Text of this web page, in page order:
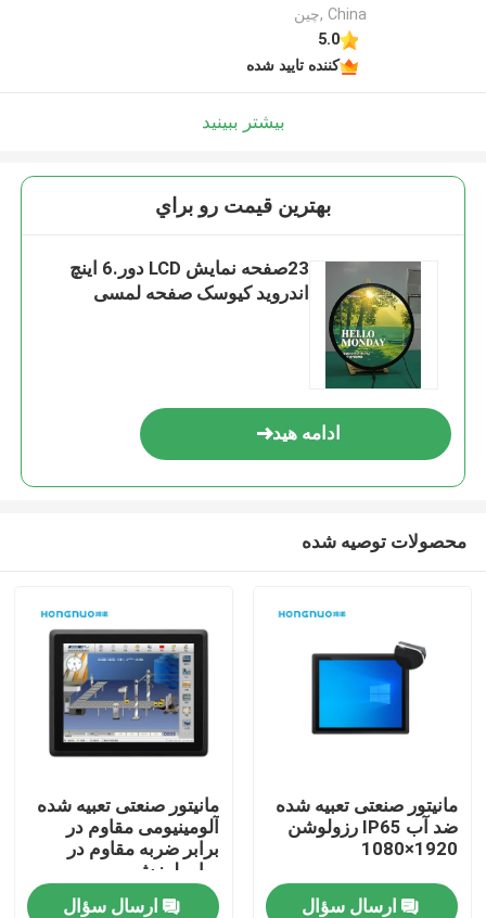
China ,چین
5.0
کننده تایید شده
بیشتر ببینید
بهترين قيمت رو براي
23صفحه نمایش LCD دور.6 اینچ
اندروید کیوسک صفحه لمسی
ادامه هید
محصولات توصیه شده
مانیتور صنعتی تعبیه شده
ضد آب IP65 رزولوشن
1920×1080
ارسال سؤال
مانیتور صنعتی تعبیه شده
آلومینیومی مقاوم در
برابر ضربه مقاوم در
برابر لرزش
ارسال سؤال